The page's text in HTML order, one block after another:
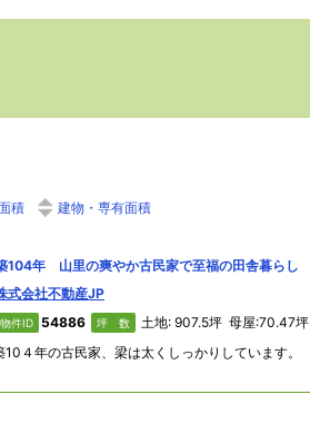
積 建物・専有面積
104年 山里の爽やか古民家で至福の田舎暮らし
式会社不動産JP
物件ID 54886 坪 数 土地: 907.5坪 母屋:70.47坪